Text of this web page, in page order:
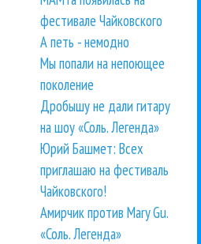
фестивале Чайковского
А петь - немодно
Мы попали на непоющее
поколение
Дробышу не дали гитару
на шоу «Соль. Легенда»
Юрий Башмет: Всех
приглашаю на фестиваль
Чайковского!
Амирчик против Mary Gu.
«Соль. Легенда»